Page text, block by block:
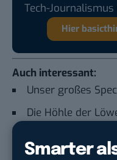
Smarter
Tech-
Hier
Auch interessant:
Unser großes
Die Höhle der
von Laufmaus
Bildergalerie: So